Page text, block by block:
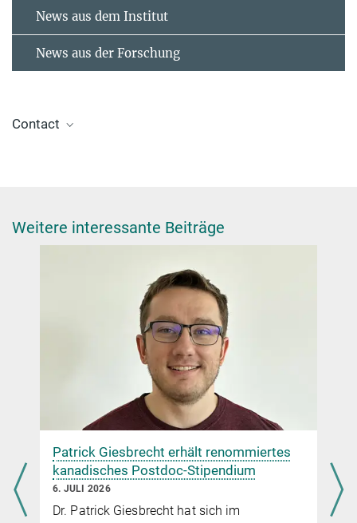
News aus dem Institut
News aus der Forschung
Contact
Unraveling surface structures of gallium promoted transition metal
hydrogenation
Weitere interessante Beiträge
Patrick Giesbrecht erhält renommiertes
kanadisches Postdoc-Stipendium
6. JULI 2026
Dr. Patrick Giesbrecht hat sich im